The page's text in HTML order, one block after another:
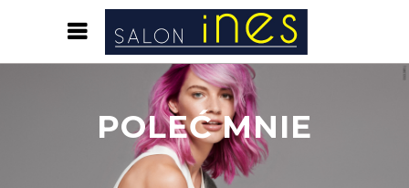
POLEĆ MNIE